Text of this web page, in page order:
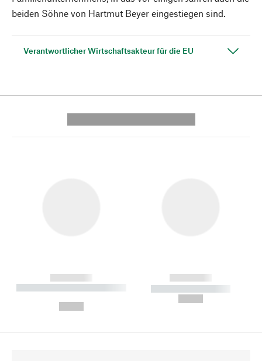
beiden Söhne von Hartmut Beyer eingestiegen sind.
Verantwortlicher Wirtschaftsakteur für die EU
------------
----------- ----------- --------
------------
----------- -----------